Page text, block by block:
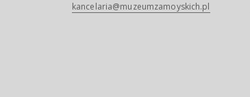
kancelaria@muzeumzamoyskich.pl